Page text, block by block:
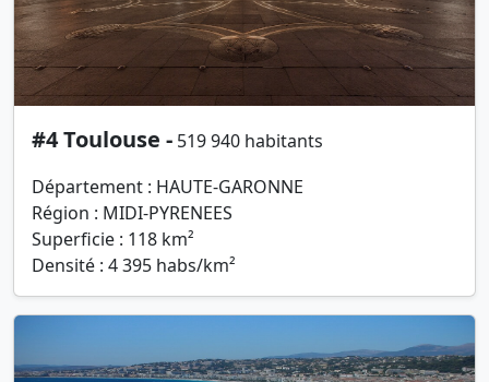
#4 Toulouse - 519 940 habitants
Département : HAUTE-GARONNE
Région : MIDI-PYRENEES
Superficie : 118 km²
Densité : 4 395 habs/km²